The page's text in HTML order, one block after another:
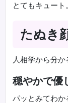
とてもキュート
たぬき
人相学から分
穏やかで優
パッとみてわ